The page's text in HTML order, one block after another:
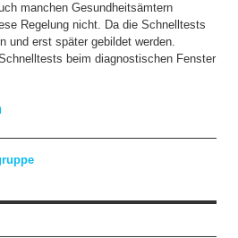
manchen Gesundheitsämtern
Regelung nicht. Da die Schnelltests
und erst später gebildet werden.
beim diagnostischen Fenster